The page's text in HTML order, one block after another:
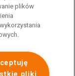
plików
pliki